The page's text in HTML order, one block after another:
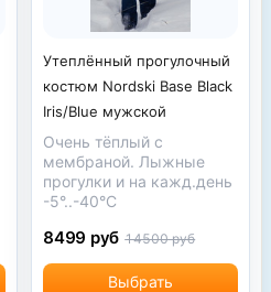
Утеплённый прогулочный
костюм Nordski Base Black
Iris/Blue мужской
Очень тёплый с
мембраной. Лыжные
прогулки и на кажд.день
-5°..-40°С
Выбрать
8499 руб 14500 руб